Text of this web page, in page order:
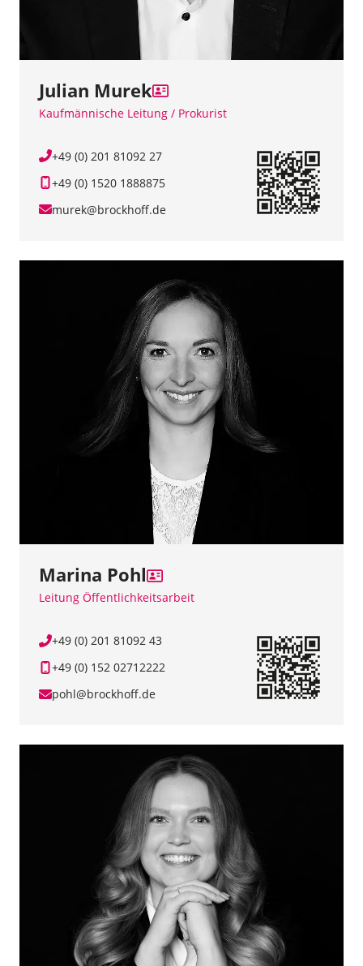
Julian Murek
Kaufmännische Leitung / Prokurist
+49 (0) 201 81092 27
+49 (0) 1520 1888875
murek@brockhoff.de
Marina Pohl
Leitung Öffentlichkeitsarbeit
+49 (0) 201 81092 43
+49 (0) 152 02712222
pohl@brockhoff.de